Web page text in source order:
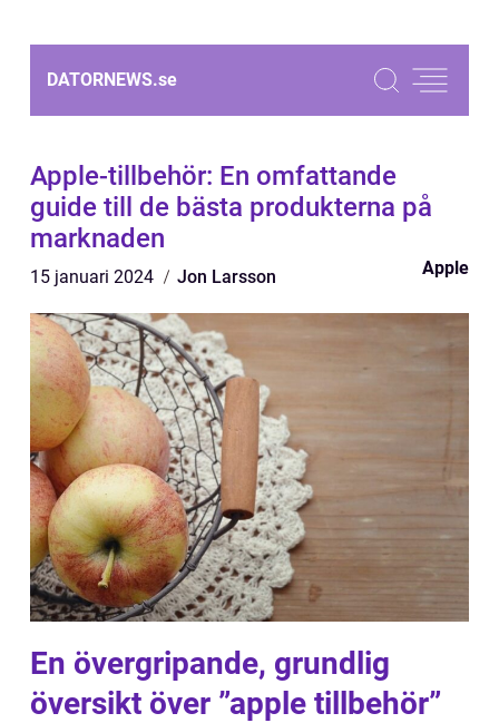
DATORNEWS.se
Apple-tillbehör: En omfattande
guide till de bästa produkterna på
marknaden
15 januari 2024 Jon Larsson Apple
En övergripande, grundlig
översikt över ”apple tillbehör”